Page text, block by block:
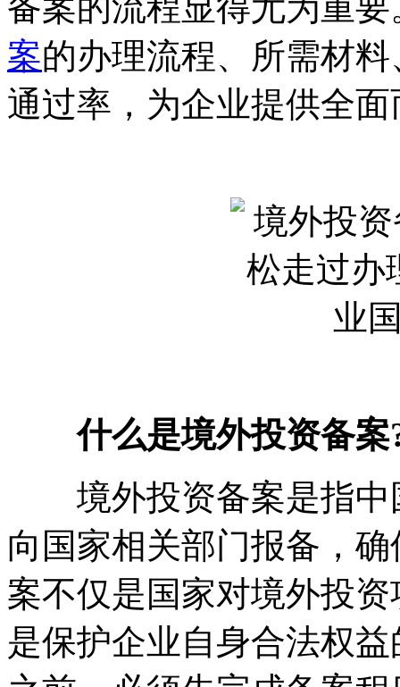
备案的流程显得尤为重
案的办理流程、所需材
通过率，为企业提供全
什么是境外投资备案
境外投资备案是指中
向国家相关部门报备，
案不仅是国家对境外投
是保护企业自身合法权